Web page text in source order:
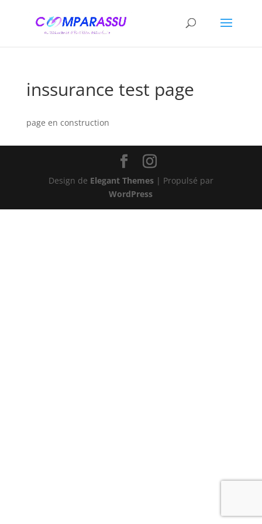
inssurance test page
page en construction
Design de Elegant Themes| Propulsé par
WordPress